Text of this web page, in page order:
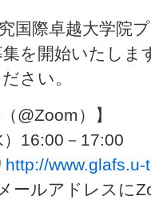
国際卓越大学院
を開始いたしま
さい。
@Zoom）】
）16:00－17:00
http://
ールアドレスに